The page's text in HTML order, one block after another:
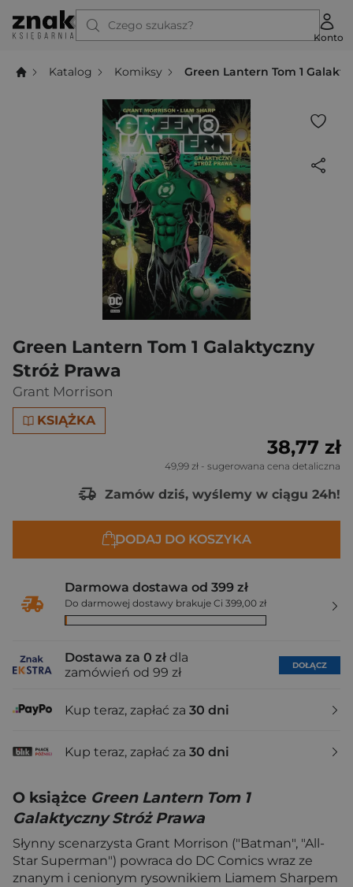
Czego szukasz?
Konto
Katalog Komiksy Green Lantern Tom 1
Green Lantern Tom 1 Galaktyczny
Stróż Prawa
Grant Morrison
KSIĄŻKA
38,77 zł
49,99 zł - sugerowana cena detaliczna
Zamów dziś, wyślemy w ciągu 24h!
DODAJ DO KOSZYKA
Darmowa dostawa od 399 zł
Do darmowej dostawy brakuje Ci 399,00 zł
Dostawa za 0 zł dla
zamówień od 99 zł
DOŁĄCZ
Kup teraz, zapłać za 30 dni
Kup teraz, zapłać za 30 dni
O książce Green Lantern Tom 1
Galaktyczny Stróż Prawa
Słynny scenarzysta Grant Morrison ("Batman", "All-
Star Superman") powraca do DC Comics wraz ze
znanym i cenionym rysownikiem Liamem Sharpem